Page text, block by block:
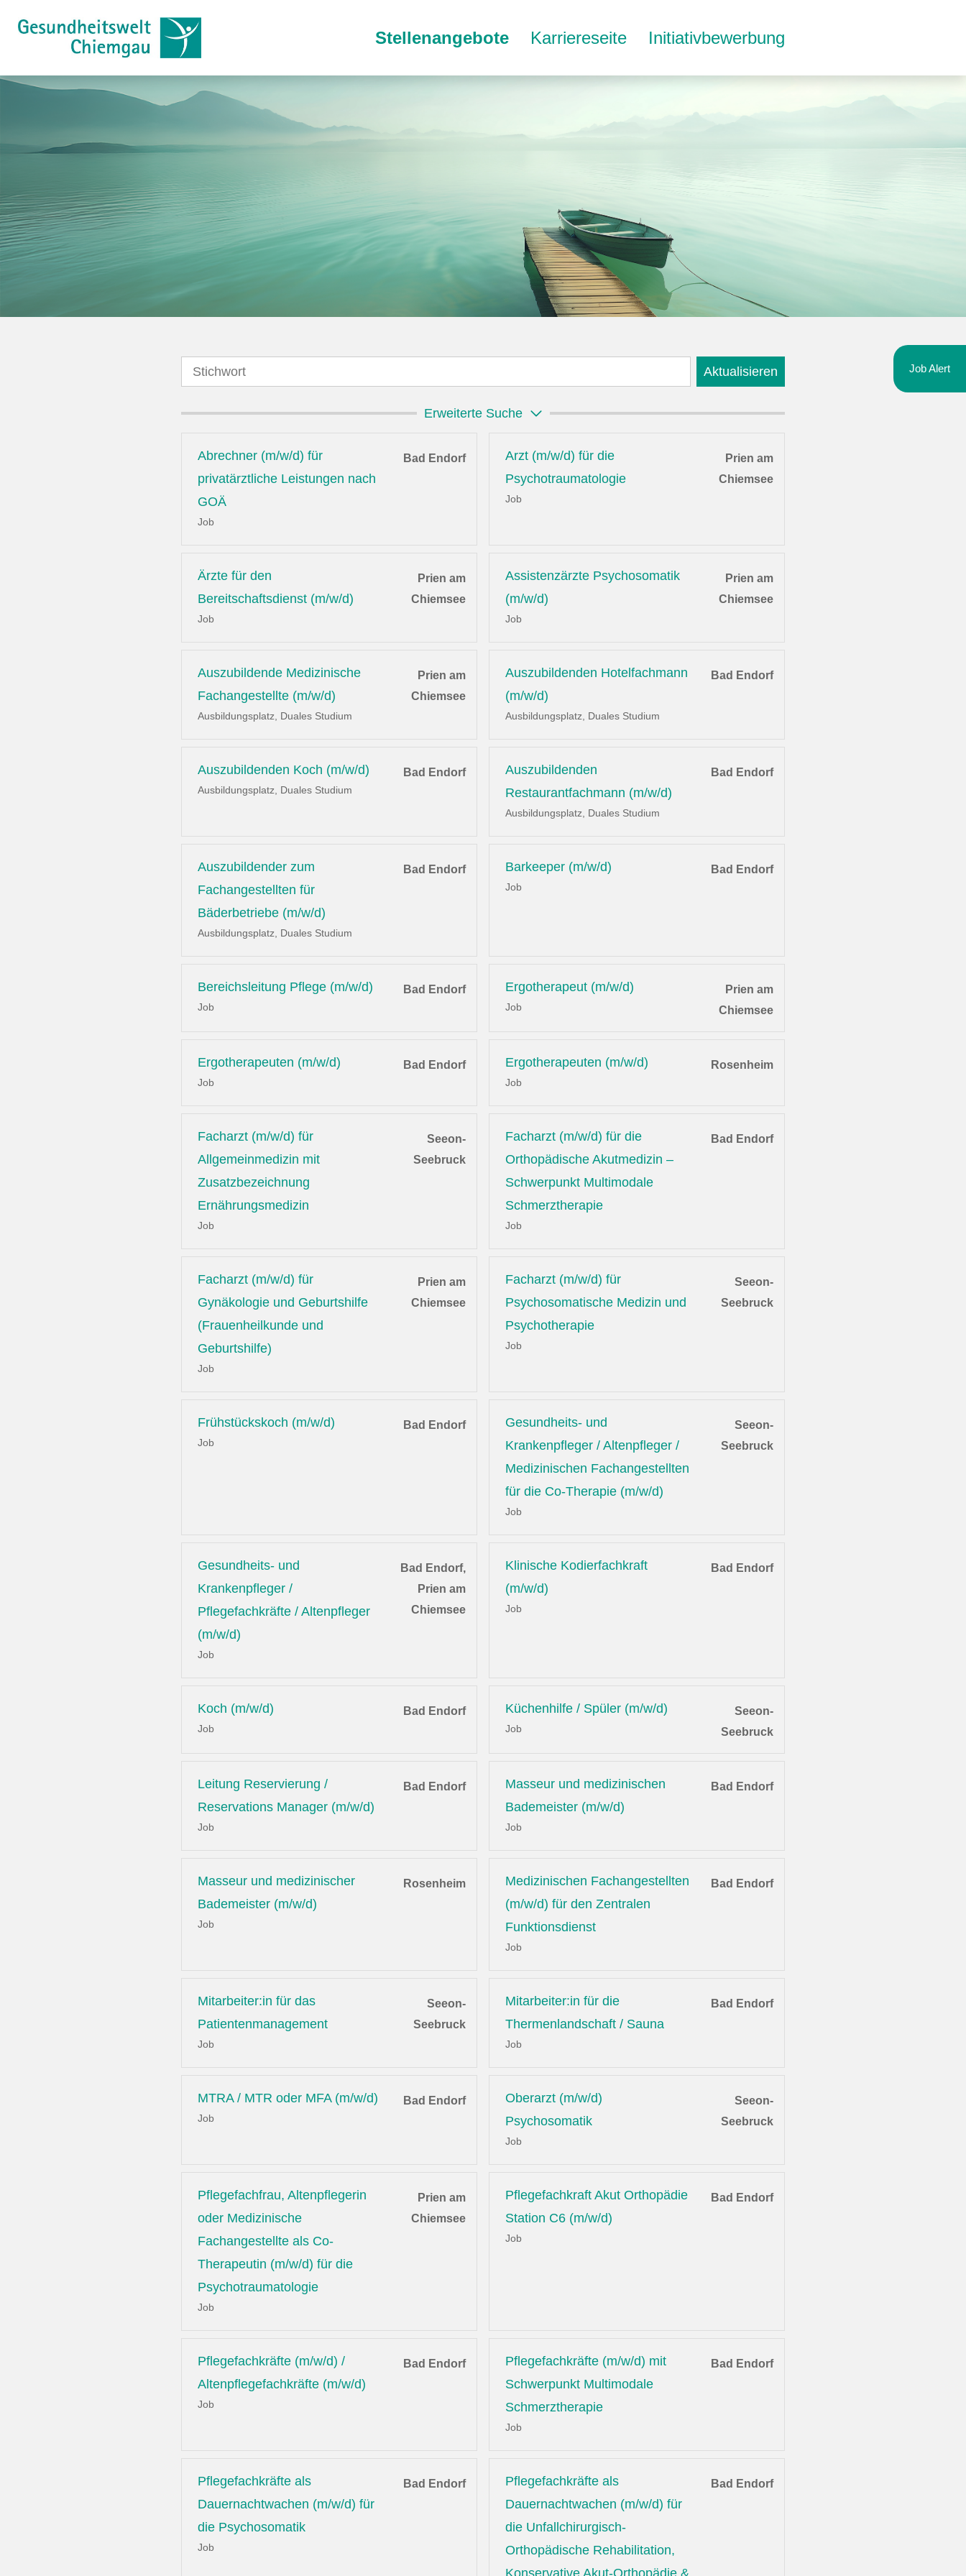
Stellenangebote Karriereseite Initiativbewerbung
Aktualisieren
Erweiterte Suche
Abrechner (m/w/d) für
privatärztliche Leistungen nach
GOÄ
Job
Bad Endorf
Arzt (m/w/d) für die
Psychotraumatologie
Job
Prien am
Chiemsee
Ärzte für den
Bereitschaftsdienst (m/w/d)
Job
Prien am
Chiemsee
Assistenzärzte Psychosomatik
(m/w/d)
Job
Prien am
Chiemsee
Auszubildende Medizinische
Fachangestellte (m/w/d)
Ausbildungsplatz, Duales Studium
Prien am
Chiemsee
Auszubildenden Hotelfachmann
(m/w/d)
Ausbildungsplatz, Duales Studium
Bad Endorf
Auszubildenden Koch (m/w/d)
Ausbildungsplatz, Duales Studium
Bad Endorf
Auszubildenden
Restaurantfachmann (m/w/d)
Ausbildungsplatz, Duales Studium
Bad Endorf
Auszubildender zum
Fachangestellten für
Bäderbetriebe (m/w/d)
Ausbildungsplatz, Duales Studium
Bad Endorf Barkeeper (m/w/d)
Job
Bad Endorf
Bereichsleitung Pflege (m/w/d)
Job
Bad Endorf Ergotherapeut (m/w/d)
Job
Prien am
Chiemsee
Ergotherapeuten (m/w/d)
Job
Bad Endorf Ergotherapeuten (m/w/d)
Job
Rosenheim
Facharzt (m/w/d) für
Allgemeinmedizin mit
Zusatzbezeichnung
Ernährungsmedizin
Job
Seeon-
Seebruck
Facharzt (m/w/d) für die
Orthopädische Akutmedizin –
Schwerpunkt Multimodale
Schmerztherapie
Job
Bad Endorf
Facharzt (m/w/d) für
Gynäkologie und Geburtshilfe
(Frauenheilkunde und
Geburtshilfe)
Job
Prien am
Chiemsee
Facharzt (m/w/d) für
Psychosomatische Medizin und
Psychotherapie
Job
Seeon-
Seebruck
Frühstückskoch (m/w/d)
Job
Bad Endorf
Gesundheits- und
Krankenpfleger / Altenpfleger /
Medizinischen Fachangestellten
für die Co-Therapie (m/w/d)
Job
Seeon-
Seebruck
Gesundheits- und
Krankenpfleger /
Pflegefachkräfte / Altenpfleger
(m/w/d)
Job
Bad Endorf,
Prien am
Chiemsee
Klinische Kodierfachkraft
(m/w/d)
Job
Bad Endorf
Koch (m/w/d)
Job
Bad Endorf Küchenhilfe / Spüler (m/w/d)
Job
Seeon-
Seebruck
Leitung Reservierung /
Reservations Manager (m/w/d)
Job
Bad Endorf
Masseur und medizinischen
Bademeister (m/w/d)
Job
Bad Endorf
Masseur und medizinischer
Bademeister (m/w/d)
Job
Rosenheim
Medizinischen Fachangestellten
(m/w/d) für den Zentralen
Funktionsdienst
Job
Bad Endorf
Mitarbeiter:in für das
Patientenmanagement
Job
Seeon-
Seebruck
Mitarbeiter:in für die
Thermenlandschaft / Sauna
Job
Bad Endorf
MTRA / MTR oder MFA (m/w/d)
Job
Bad Endorf
Oberarzt (m/w/d)
Psychosomatik
Job
Seeon-
Seebruck
Pflegefachfrau, Altenpflegerin
oder Medizinische
Fachangestellte als Co-
Therapeutin (m/w/d) für die
Psychotraumatologie
Job
Prien am
Chiemsee
Pflegefachkraft Akut Orthopädie
Station C6 (m/w/d)
Job
Bad Endorf
Pflegefachkräfte (m/w/d) /
Altenpflegefachkräfte (m/w/d)
Job
Bad Endorf
Pflegefachkräfte (m/w/d) mit
Schwerpunkt Multimodale
Schmerztherapie
Job
Bad Endorf
Pflegefachkräfte als
Dauernachtwachen (m/w/d) für
die Psychosomatik
Job
Bad Endorf
Pflegefachkräfte als
Dauernachtwachen (m/w/d) für
die Unfallchirurgisch-
Orthopädische Rehabilitation,
Bad Endorf
Job Alert